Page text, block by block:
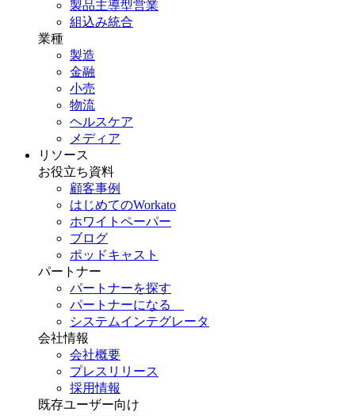
製品主導型営業
組込み統合
業種
製造
金融
小売
物流
ヘルスケア
メディア
リソース
お役立ち資料
顧客事例
はじめてのWorkato
ホワイトペーパー
ブログ
ポッドキャスト
パートナー
パートナーを探す
パートナーになる
システムインテグレータ
会社情報
会社概要
プレスリリース
採用情報
既存ユーザー向け